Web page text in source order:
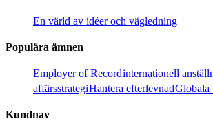
En värld av idéer och vägledning​​
Populära ämnen​​
Employer of Record​​internationell
affärsstrategi​​Hantera efterlevnad​​Globala
Kundnav​​